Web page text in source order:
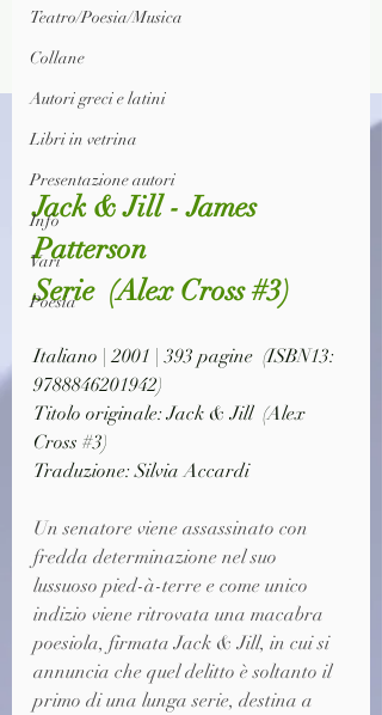
Teatro/Poesia/Musica
Collane
Autori greci e latini
Libri in vetrina
Presentazione autori
Info
Vari
Poesia
Jack & Jill - James
Patterson
Serie  (Alex Cross #3)
Italiano | 2001 | 393 pagine  (ISBN13:
9788846201942)
Titolo originale: Jack & Jill  (Alex
Cross #3)
Traduzione: Silvia Accardi
Un senatore viene assassinato con
fredda determinazione nel suo
lussuoso pied-à-terre e come unico
indizio viene ritrovata una macabra
poesiola, firmata Jack & Jill, in cui si
annuncia che quel delitto è soltanto il
primo di una lunga serie, destina a